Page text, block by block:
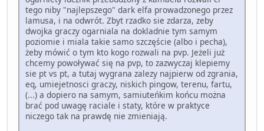
tego niby "najlepszego" dark elfa prowadzonego przez
lamusa, i na odwrót. Zbyt rzadko sie zdarza, zeby
dwojka graczy ogarniala na dokladnie tym samym
poziomie i miala takie samo szczęście (albo i pecha),
żeby mówić o tym kto kogo rozwali na pvp. Jeżeli już
chcemy powoływać się na pvp, to zazwyczaj klepiemy
sie pt vs pt, a tutaj wygrana zalezy najpierw od zgrania,
eq, umiejetnosci graczy, niskich pingow, terenu, fartu,
(...) a dopiero na samym, samiuteńkim końcu można
brać pod uwagę raciale i staty, które w praktyce
niczego tak na prawdę nie zmieniają.